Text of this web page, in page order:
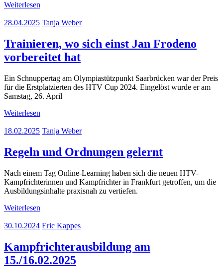
Weiterlesen
28.04.2025 Tanja Weber
Trainieren, wo sich einst Jan Frodeno
vorbereitet hat
Ein Schnuppertag am Olympiastützpunkt Saarbrücken war der Preis
für die Erstplatzierten des HTV Cup 2024. Eingelöst wurde er am
Samstag, 26. April
Weiterlesen
18.02.2025 Tanja Weber
Regeln und Ordnungen gelernt
Nach einem Tag Online-Learning haben sich die neuen HTV-
Kampfrichterinnen und Kampfrichter in Frankfurt getroffen, um die
Ausbildungsinhalte praxisnah zu vertiefen.
Weiterlesen
30.10.2024 Eric Kappes
Kampfrichterausbildung am
15./16.02.2025